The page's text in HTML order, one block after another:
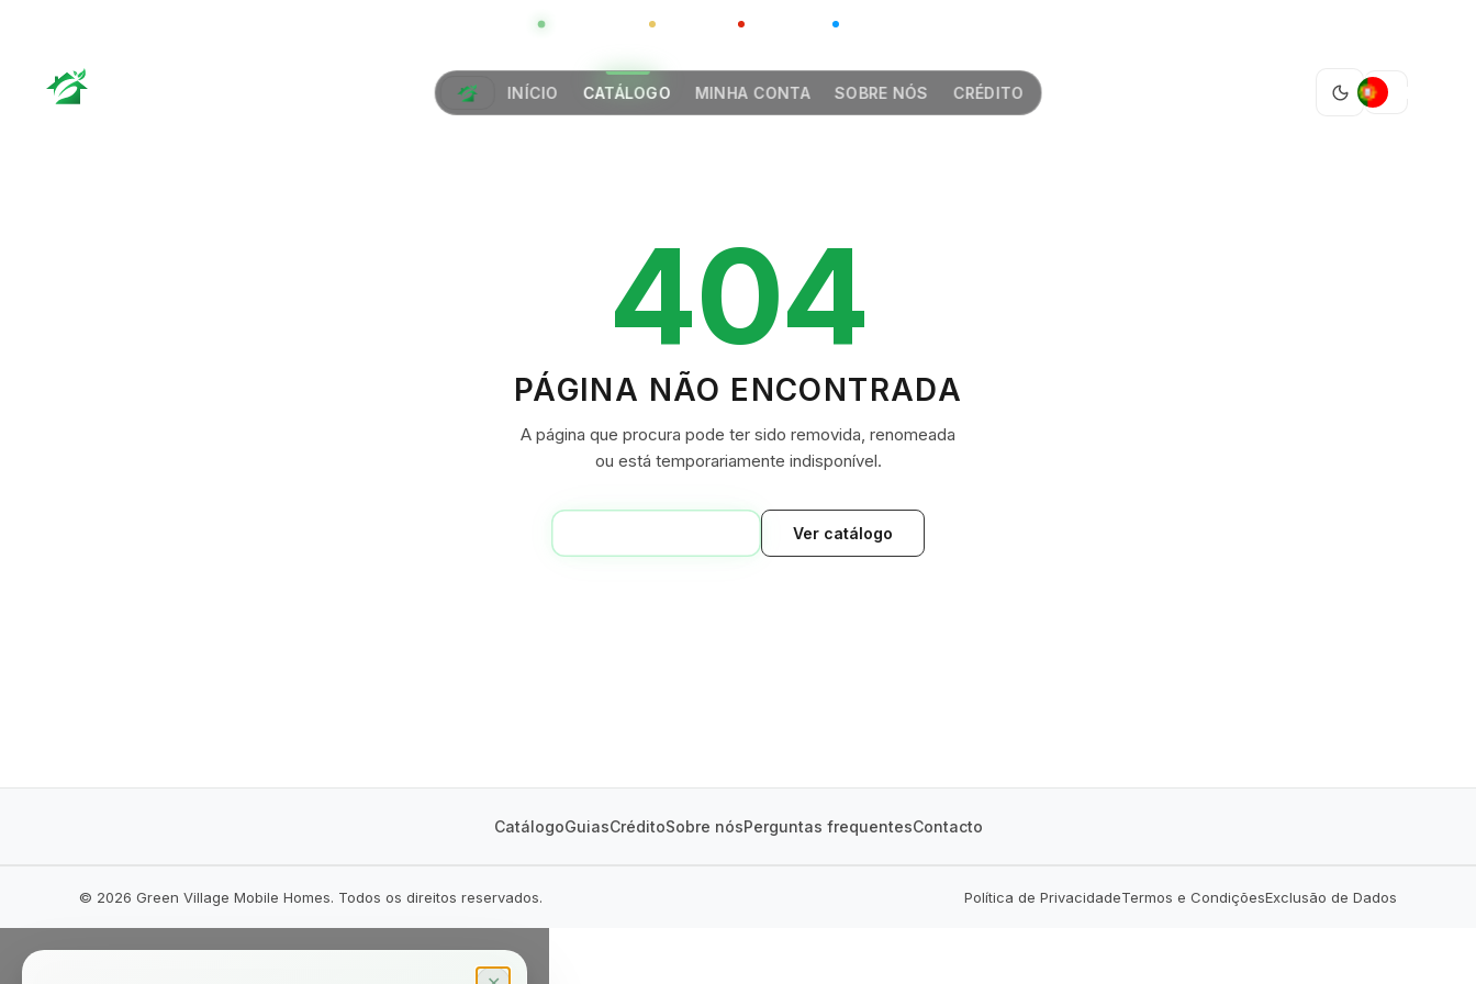
GLOBAL CHINA
INÍCIO CATÁLOGO MINHA CONTA SOBRE NÓS CRÉDITO
GREEN VILLAGE
404
PÁGINA NÃO ENCONTRADA
A página que procura pode ter sido removida, renomeada
ou está temporariamente indisponível.
Ver catálogo
CatálogoGuiasCréditoSobre nósPerguntas frequentesContacto
© 2026 Green Village Mobile Homes. Todos os direitos reservados. Política de PrivacidadeTermos e CondiçõesExclusão de Dados